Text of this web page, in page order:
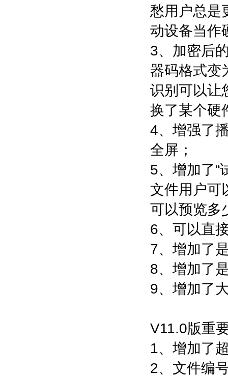
愁用户总是
动设备当作
3、加密后
器码格式变
识别可以让
换了某个硬
4、增强了
全屏；
5、增加了“
文件用户可
可以预览多
6、可以直
7、增加了
8、增加了
9、增加了
V11.0版重
1、增加了
2、文件编